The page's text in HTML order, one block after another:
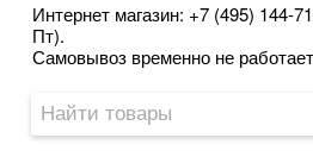
Интернет магазин: +7 (495) 144-
Пт).
Самовывоз временно не работает